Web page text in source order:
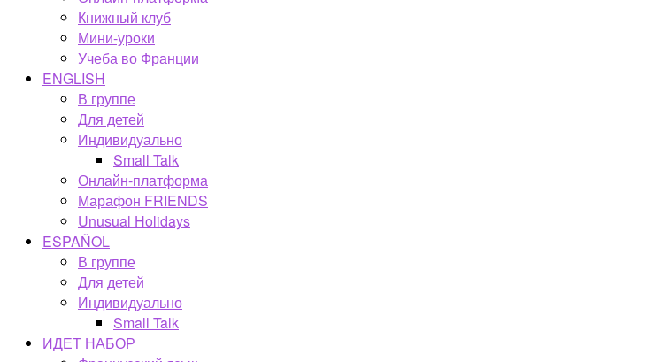
Книжный клуб
Мини-уроки
Учеба во Франции
ENGLISH
В группе
Для детей
Индивидуально
Small Talk
Онлайн-платформа
Марафон FRIENDS
Unusual Holidays
ESPAÑOL
В группе
Для детей
Индивидуально
Small Talk
ИДЕТ НАБОР